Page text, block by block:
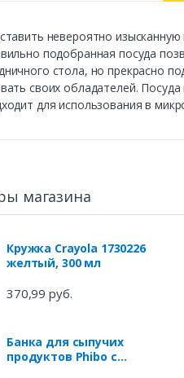
невероятно
подобранная посуда
стола, но прекрасно
своих обладателей.
для использования в
магазина
Кружка Crayola 1730226
желтый, 300 мл
370,99 руб.
Банка для сыпучих
продуктов Phibo с